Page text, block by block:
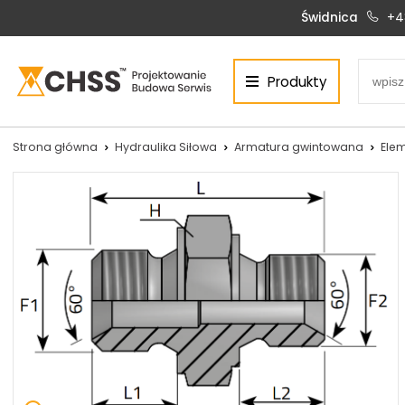
Centrum Hydrauliki Siłowej Świdnica
CHSS.PL DAWID WOŹNY
Siłowniki:
+48 690 884 272
silowniki@chss.pl
Serwis:
+48 536 202 250
+48 609 877 288
serwis@chss.pl
Świdnica
Produkty
Strona główna Hydraulika Siłowa Armatura gwintowana